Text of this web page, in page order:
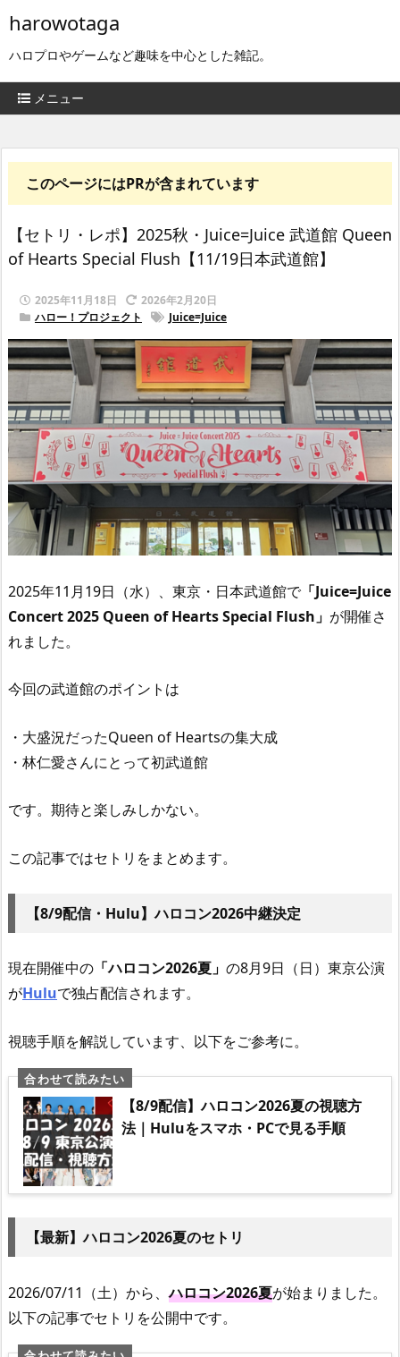
harowotaga
ハロプロやゲームなど趣味を中心とした雑記。
メニュー
このページにはPRが含まれています
【セトリ・レポ】2025秋・Juice=Juice 武道館 Queen
of Hearts Special Flush【11/19日本武道館】
2025年11月18日
2026年2月20日
ハロー！プロジェクト
Juice=Juice
2025年11月19日（水）、東京・日本武道館で「Juice=Juice
Concert 2025 Queen of Hearts Special Flush 」 が開催さ
れました。
今回の武道館のポイントは
・大盛況だったQueen of Heartsの集大成
・林仁愛さんにとって初武道館
です。期待と楽しみしかない。
この記事ではセトリをまとめます。
【8/9配信・Hulu】ハロコン2026中継決定
現在開催中の 「ハロコン2026夏」 の8月9日（日）東京公演
がHuluで独占配信されます。
視聴手順を解説しています、以下をご参考に。
【8/9配信】ハロコン2026夏の視聴方
法｜Huluをスマホ・PCで見る手順
【最新】ハロコン2026夏のセトリ
2026/07/11（土）から、ハロコン2026夏が始まりました。
以下の記事でセトリを公開中です。